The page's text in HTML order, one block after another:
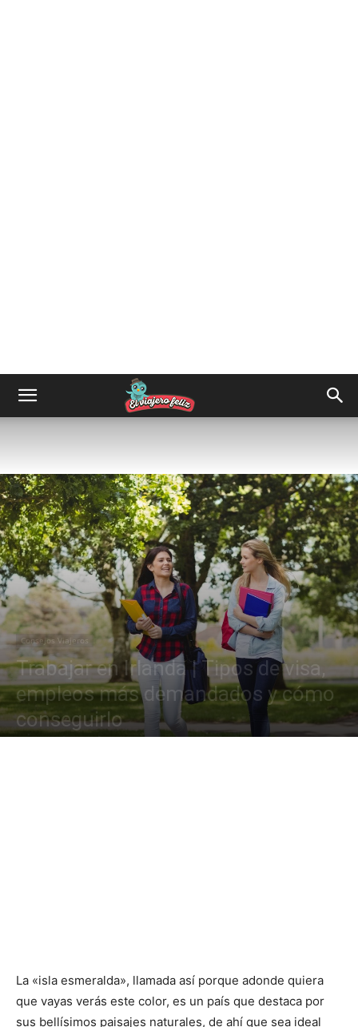
Consejos Viajeros
Trabajar en Irlanda | Tipos de visa,
empleos más demandados y cómo
conseguirlo
La «isla esmeralda», llamada así porque adonde quiera
que vayas verás este color, es un país que destaca por
sus bellísimos paisajes naturales, de ahí que sea ideal